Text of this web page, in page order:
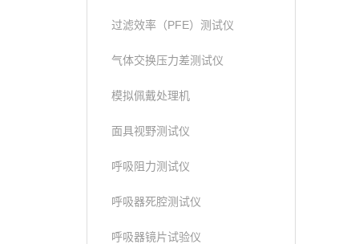
过滤效率（PFE）测试仪
气体交换压力差测试仪
模拟佩戴处理机
面具视野测试仪
呼吸阻力测试仪
呼吸器死腔测试仪
呼吸器镜片试验仪